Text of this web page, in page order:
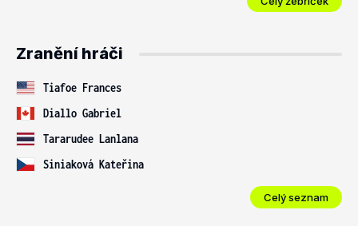
Zranění hráči
Tiafoe Frances
Diallo Gabriel
Tararudee Lanlana
Siniaková Kateřina
Celý seznam